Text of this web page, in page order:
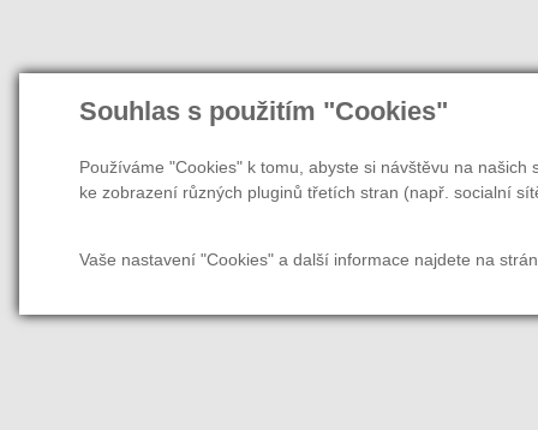
Souhlas s použitím "Cookies"
Používáme "Cookies" k tomu, abyste si návštěvu na
ke zobrazení různých pluginů třetích stran (např. socialní
Vaše nastavení "Cookies" a další informace najdete na